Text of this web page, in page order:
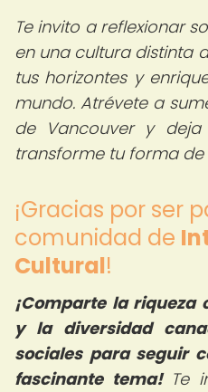
Te invito a reflexionar
en una cultura distinta
tus horizontes y
mundo. Atrévete a
de Vancouver y deja
transforme tu forma
¡Gracias por ser
comunidad de
Cultural!
¡Comparte la riqueza
y la diversidad
sociales para seguir
fascinante tema! Te